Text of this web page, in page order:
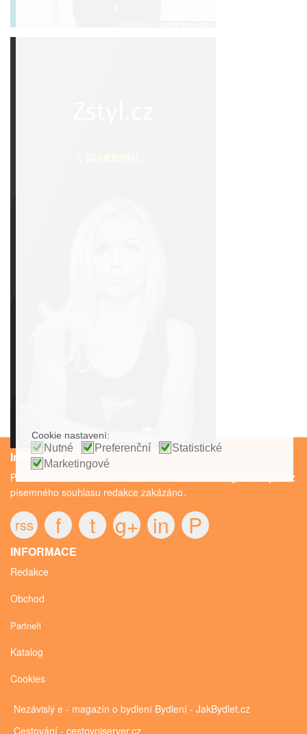
InMagazin.cz
Publikování nebo další šíření obsahu serveru InMagazin.cz je bez
písemného souhlasu redakce zakázáno.
rss f t g+ in P
INFORMACE
Redakce
Obchod
Partneři
Katalog
Cookies
Nezávislý e - magazín o bydlení Bydlení - JakBydlet.cz
Cestování - cestovniserver.cz
Cookie nastavení:
Nutné Preferenční
Statistické
Marketingové